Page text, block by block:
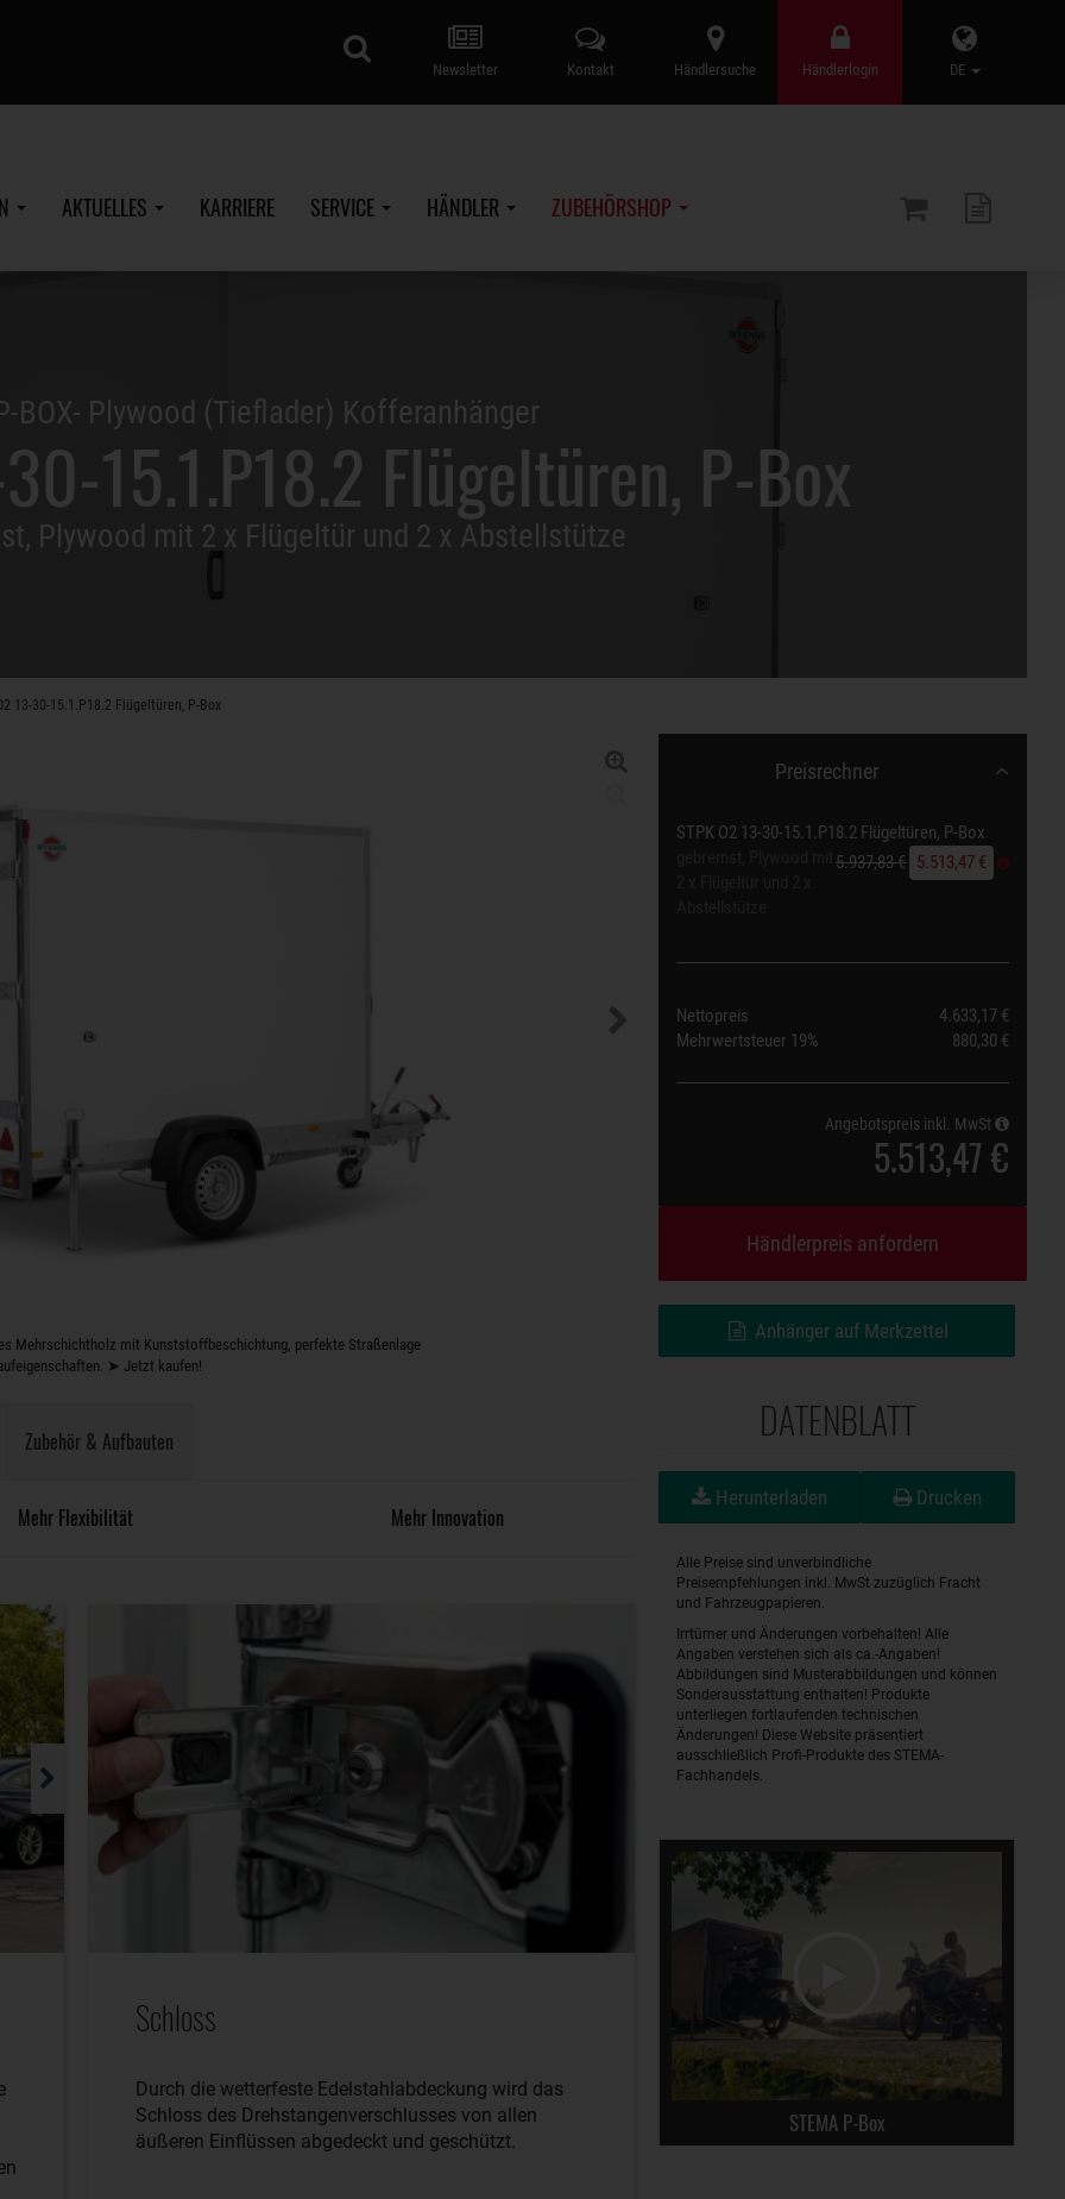
DE
Händlerlogin
Händlersuche
Kontakt
Newsletter
AKTUELLES KARRIERE SERVICE HÄNDLER ZUBEHÖRSHOP
BOX- Plywood (Tieflader) Kofferanhänger
15.1.P18.2 Flügeltüren, P-Box
Plywood mit 2 x Flügeltür und 2 x Abstellstütze
13-30-15.1.P18.2 Flügeltüren, P-Box
Mehrschichtholz mit Kunststoffbeschichtung, perfekte Straßenlage
➤ Jetzt kaufen!
Zubehör & Aufbauten
Mehr Flexibilität Mehr Innovation
Schloss
Durch die wetterfeste Edelstahlabdeckung wird das
Schloss des Drehstangenverschlusses von allen
äußeren Einflüssen abgedeckt und geschützt.
Preisrechner
STPK O2 13-30-15.1.P18.2 Flügeltüren, P-Box
5.937,83 € 5.513,47 €
Nettopreis
4.633,17 €
Mehrwertsteuer 19% 880,30 €
Angebotspreis inkl. MwSt
5.513,47 €
Händlerpreis anfordern
Anhänger auf Merkzettel
DATENBLATT
Herunterladen Drucken
Alle Preise sind unverbindliche
Preisempfehlungen inkl. MwSt zuzüglich Fracht
und Fahrzeugpapieren.
Irrtümer und Änderungen vorbehalten! Alle
Angaben verstehen sich als ca.-Angaben!
Abbildungen sind Musterabbildungen und können
Sonderausstattung enthalten! Produkte
unterliegen fortlaufenden technischen
Änderungen! Diese Website präsentiert
ausschließlich Profi-Produkte des STEMA-
Fachhandels.
STEMA P-Box